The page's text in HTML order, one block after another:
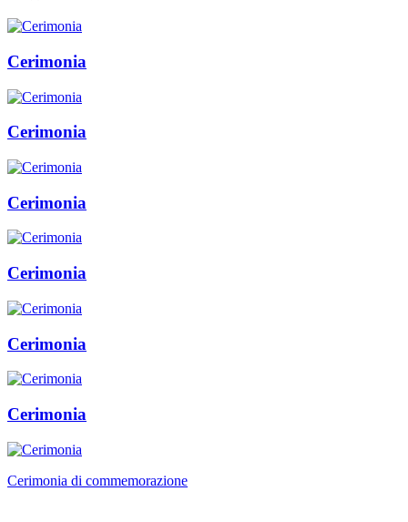
Cerimonia
Cerimonia
Cerimonia
Cerimonia
Cerimonia
Cerimonia
Cerimonia di commemorazione